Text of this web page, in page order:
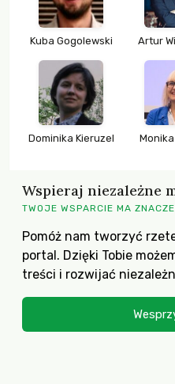
Kuba Gogolewski Artur
Dominika Kieruzel
Wspieraj niezależne
TWOJE WSPARCIE MA
Pomóż nam tworzyć
portal. Dzięki Tobie
treści i rozwijać